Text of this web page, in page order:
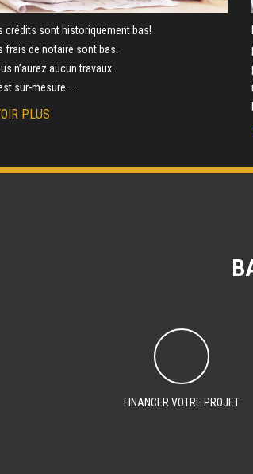
crédits sont historiquement bas!
frais de notaire sont bas.
n’aurez aucun travaux.
sur-mesure. ...
PLUS
FINANCER VOTRE PROJET